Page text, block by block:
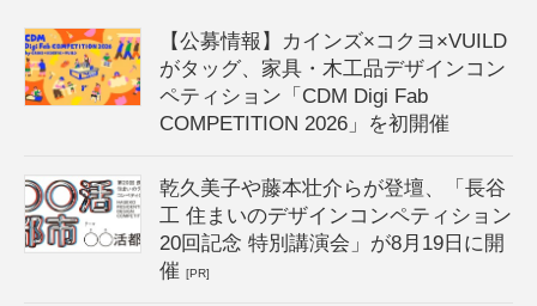
【公募情報】カインズ×コクヨ×VUILD
がタッグ、家具・木工品デザインコン
ペティション「CDM Digi Fab
COMPETITION 2026」を初開催
乾久美子や藤本壮介らが登壇、「長谷
工 住まいのデザインコンペティション
20回記念 特別講演会」が8月19日に開
催[PR]